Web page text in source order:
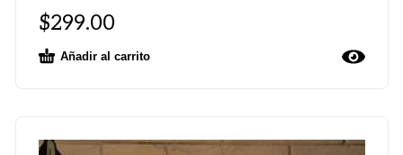
$299.00
Añadir al carrito